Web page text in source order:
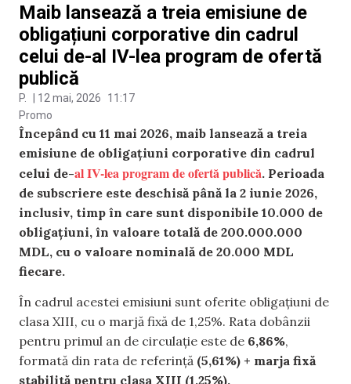
Maib lansează a treia emisiune de
obligațiuni corporative din cadrul
celui de-al IV-lea program de ofertă
publică
P. 12 mai, 2026
11:17
Promo
Începând cu 11 mai 2026, maib lansează a treia
emisiune de obligațiuni corporative din cadrul
celui de-al IV-lea program de ofertă publică. Perioada
de subscriere este deschisă până la 2 iunie 2026,
inclusiv, timp în care sunt disponibile 10.000 de
obligațiuni, în valoare totală de 200.000.000
MDL, cu o valoare nominală de 20.000 MDL
fiecare.
În cadrul acestei emisiuni sunt oferite obligațiuni de
clasa XIII, cu o marjă fixă de 1,25%. Rata dobânzii
pentru primul an de circulație este de 6,86%,
formată din rata de referință (5,61%) + marja fixă
stabilită pentru clasa XIII (1,25%).